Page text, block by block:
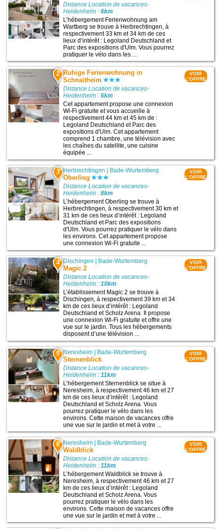
Distance Location de vacances-
Heidenheim :6km
L’hébergement Ferienwohnung am
Wartberg se trouve à Herbrechtingen, à
respectivement 33 km et 34 km de ces
lieux d’intérêt : Legoland Deutschland et
Parc des expositions d'Ulm. Vous pourrez
pratiquer le vélo dans les ...
2 Ruhige Ferienwohnung in
Schnaitheim
Distance Location de vacances-
Heidenheim :6km
Cet appartement propose une connexion
Wi-Fi gratuite et vous accueille à
respectivement 44 km et 45 km de :
Legoland Deutschland et Parc des
expositions d'Ulm. Cet appartement
comprend 1 chambre, une télévision avec
les chaînes du satellite, une cuisine
équipée ...
VOIR
L'OFFRE
3 Herbrechtingen Bade-Wurtemberg
Oberling
Distance Location de vacances-
Heidenheim :8km
L’hébergement Oberling se trouve à
Herbrechtingen, à respectivement 30 km et
31 km de ces lieux d’intérêt : Legoland
Deutschland et Parc des expositions
d'Ulm. Vous pourrez pratiquer le vélo dans
les environs. Cet appartement propose
une connexion Wi-Fi gratuite ...
VOIR
L'OFFRE
4 Dischingen Bade-Wurtemberg
Magic 2
Distance Location de vacances-
Heidenheim :10km
L’établissement Magic 2 se trouve à
Dischingen, à respectivement 39 km et 34
km de ces lieux d’intérêt : Legoland
Deutschland et Scholz Arena. Il propose
une connexion Wi-Fi gratuite et offre une
vue sur le jardin. Tous les hébergements
disposent d’une télévision ...
VOIR
L'OFFRE
5 Neresheim | Bade-Wurtemberg
Sternenblick
Distance Location de vacances-
Heidenheim :11km
L’hébergement Sternenblick se situe à
Neresheim, à respectivement 46 km et 27
km de ces lieux d’intérêt : Legoland
Deutschland et Scholz Arena. Vous
pourrez pratiquer le vélo dans les
environs. Cette maison de vacances offre
une vue sur le jardin et met à votre ...
VOIR
L'OFFRE
6 Neresheim | Bade-Wurtemberg
Waldblick
Distance Location de vacances-
Heidenheim :11km
L’hébergement Waldblick se trouve à
Neresheim, à respectivement 46 km et 27
km de ces lieux d’intérêt : Legoland
Deutschland et Scholz Arena. Vous
pourrez pratiquer le vélo dans les
environs. Cette maison de vacances offre
une vue sur le jardin et met à votre ...
VOIR
L'OFFRE